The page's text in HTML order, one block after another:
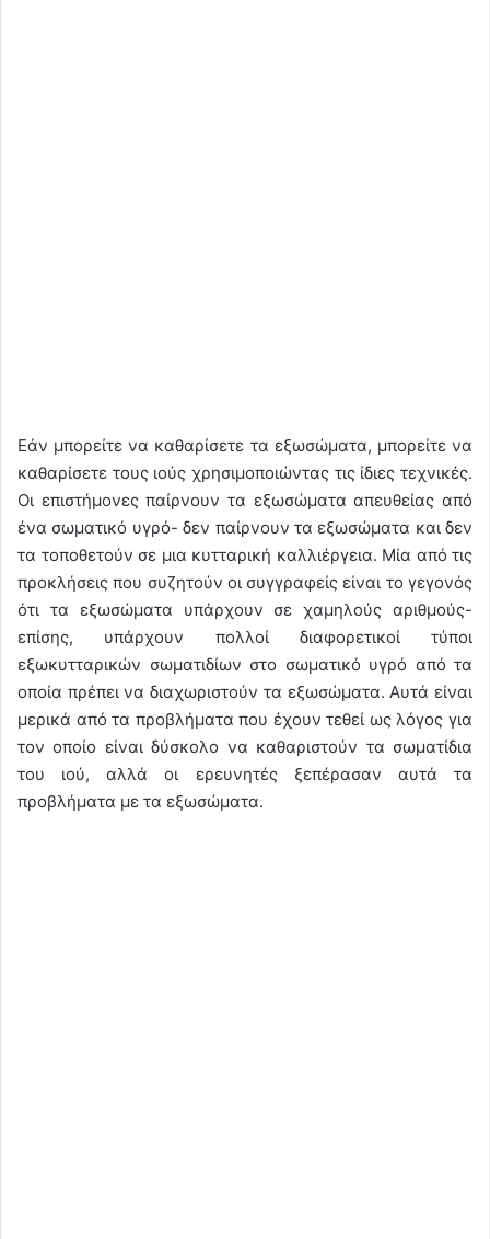
Εάν μπορείτε να καθαρίσετε τα εξωσώματα, μπορείτε να
καθαρίσετε τους ιούς χρησιμοποιώντας τις ίδιες τεχνικές.
Οι επιστήμονες παίρνουν τα εξωσώματα απευθείας από
ένα σωματικό υγρό- δεν παίρνουν τα εξωσώματα και δεν
τα τοποθετούν σε μια κυτταρική καλλιέργεια. Μία από τις
προκλήσεις που συζητούν οι συγγραφείς είναι το γεγονός
ότι τα εξωσώματα υπάρχουν σε χαμηλούς αριθμούς-
επίσης, υπάρχουν πολλοί διαφορετικοί τύποι
εξωκυτταρικών σωματιδίων στο σωματικό υγρό από τα
οποία πρέπει να διαχωριστούν τα εξωσώματα. Αυτά είναι
μερικά από τα προβλήματα που έχουν τεθεί ως λόγος για
τον οποίο είναι δύσκολο να καθαριστούν τα σωματίδια
του ιού, αλλά οι ερευνητές ξεπέρασαν αυτά τα
προβλήματα με τα εξωσώματα.